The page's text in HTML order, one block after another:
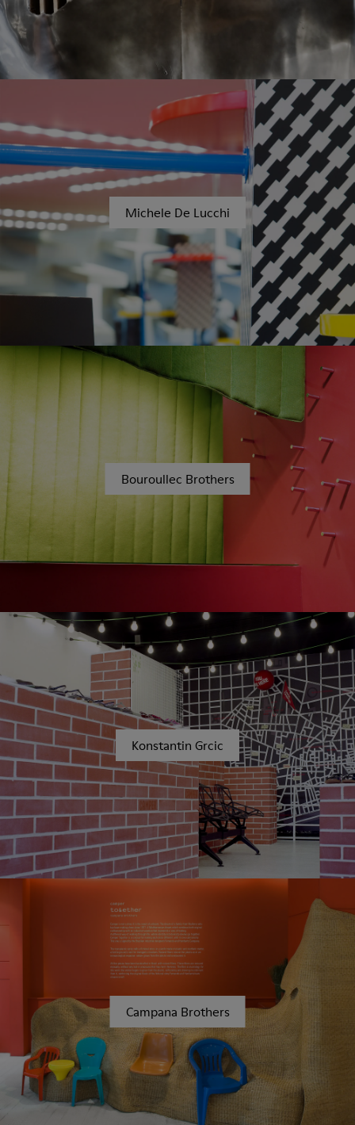
Michele De Lucchi
Bouroullec Brothers
Konstantin Grcic
Campana Brothers